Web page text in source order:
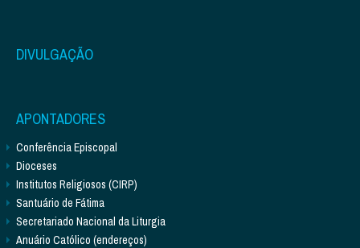
DIVULGAÇÃO
APONTADORES
Conferência Episcopal
Dioceses
Institutos Religiosos (CIRP)
Santuário de Fátima
Secretariado Nacional da Liturgia
Anuário Católico (endereços)